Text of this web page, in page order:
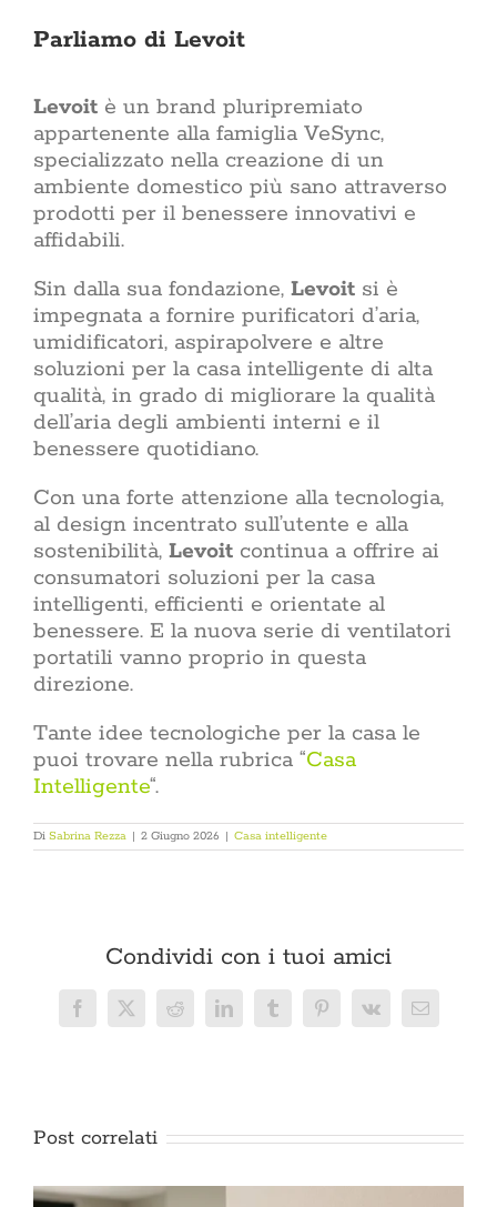
Parliamo di Levoit
Levoit è un brand pluripremiato
appartenente alla famiglia VeSync,
specializzato nella creazione di un
ambiente domestico più sano attraverso
prodotti per il benessere innovativi e
affidabili.
Sin dalla sua fondazione, Levoit si è
impegnata a fornire purificatori d’aria,
umidificatori, aspirapolvere e altre
soluzioni per la casa intelligente di alta
qualità, in grado di migliorare la qualità
dell’aria degli ambienti interni e il
benessere quotidiano.
Con una forte attenzione alla tecnologia,
al design incentrato sull’utente e alla
sostenibilità, Levoit continua a offrire ai
consumatori soluzioni per la casa
intelligenti, efficienti e orientate al
benessere. E la nuova serie di ventilatori
portatili vanno proprio in questa
direzione.
Tante idee tecnologiche per la casa le
puoi trovare nella rubrica “Casa
Intelligente“.
Di Sabrina Rezza | 2 Giugno 2026 | Casa intelligente
Condividi con i tuoi amici
Facebook
X RedditLinkedInTumblrPinterest
Vk Email
Post correlati